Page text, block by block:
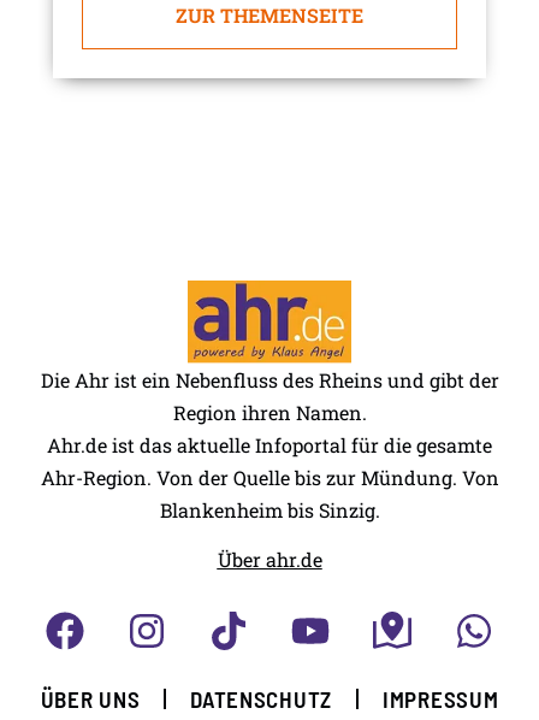
ZUR THEMENSEITE
Die Ahr ist ein Nebenfluss des Rheins und gibt der
Region ihren Namen.
Ahr.de ist das aktuelle Infoportal für die gesamte
Ahr-Region. Von der Quelle bis zur Mündung. Von
Blankenheim bis Sinzig.
Über ahr.de
ÜBER UNS DATENSCHUTZ IMPRESSUM